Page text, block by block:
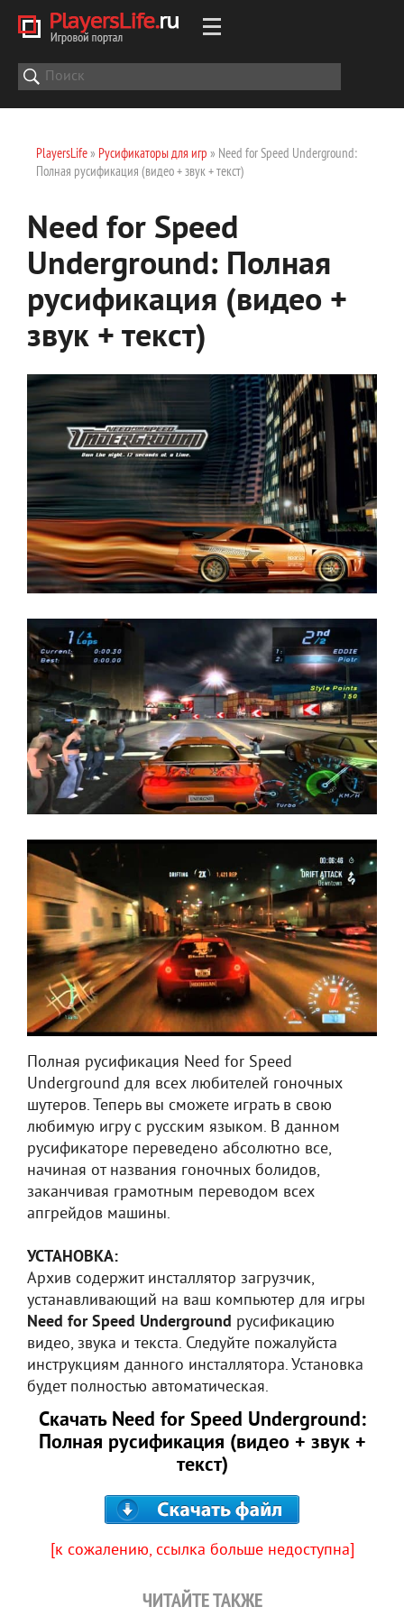
PlayersLife» Русификаторы для игр » Need for Speed Underground:
Полная русификация (видео + звук + текст)
Need for Speed
Underground: Полная
русификация (видео +
звук + текст)
Полная русификация Need for Speed
Underground для всех любителей гоночных
шутеров. Теперь вы сможете играть в свою
любимую игру с русским языком. В данном
русификаторе переведено абсолютно все,
начиная от названия гоночных болидов,
заканчивая грамотным переводом всех
апгрейдов машины.
УСТАНОВКА:
Архив содержит инсталлятор загрузчик,
устанавливающий на ваш компьютер для игры
Need for Speed Underground русификацию
видео, звука и текста. Следуйте пожалуйста
инструкциям данного инсталлятора. Установка
будет полностью автоматическая.
Скачать Need for Speed Underground:
Полная русификация (видео + звук +
текст)
[к сожалению, ссылка больше недоступна]
ЧИТАЙТЕ ТАКЖЕ